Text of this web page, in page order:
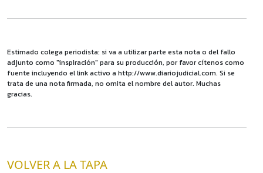
Estimado colega periodista: si va a utilizar parte esta nota o del fallo
adjunto como "inspiración" para su producción, por favor cítenos como
fuente incluyendo el link activo a http://www.diariojudicial.com. Si se
trata de una nota firmada, no omita el nombre del autor. Muchas
gracias.
VOLVER A LA TAPA